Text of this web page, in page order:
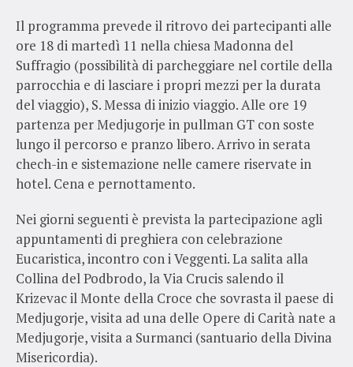
Il programma prevede il ritrovo dei partecipanti alle
ore 18 di martedì 11 nella chiesa Madonna del
Suffragio (possibilità di parcheggiare nel cortile della
parrocchia e di lasciare i propri mezzi per la durata
del viaggio), S. Messa di inizio viaggio. Alle ore 19
partenza per Medjugorje in pullman GT con soste
lungo il percorso e pranzo libero. Arrivo in serata
chech-in e sistemazione nelle camere riservate in
hotel. Cena e pernottamento.
Nei giorni seguenti è prevista la partecipazione agli
appuntamenti di preghiera con celebrazione
Eucaristica, incontro con i Veggenti. La salita alla
Collina del Podbrodo, la Via Crucis salendo il
Krizevac il Monte della Croce che sovrasta il paese di
Medjugorje, visita ad una delle Opere di Carità nate a
Medjugorje, visita a Surmanci (santuario della Divina
Misericordia).